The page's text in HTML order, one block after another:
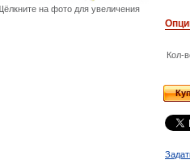
Щёлкните на фото для увеличения
Кол-